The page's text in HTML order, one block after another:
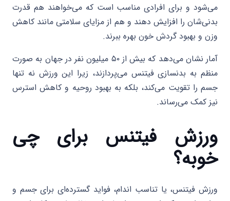
می‌شود و برای افرادی مناسب است که می‌خواهند هم قدرت
بدنی‌شان را افزایش دهند و هم از مزایای سلامتی مانند کاهش
وزن و بهبود گردش خون بهره ببرند.
آمار نشان می‌دهد که بیش از ۵۰ میلیون نفر در جهان به صورت
منظم به بدنسازی فیتنس می‌پردازند، زیرا این ورزش نه تنها
جسم را تقویت می‌کند، بلکه به بهبود روحیه و کاهش استرس
نیز کمک می‌رساند.
ورزش فیتنس برای چی
خوبه؟
ورزش فیتنس، یا تناسب اندام، فواید گسترده‌ای برای جسم و